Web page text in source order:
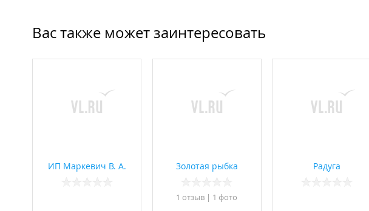
Вас также может заинтересовать
ИП Маркевич В. А. Золотая рыбка
1 отзыв | 1 фото
Радуга